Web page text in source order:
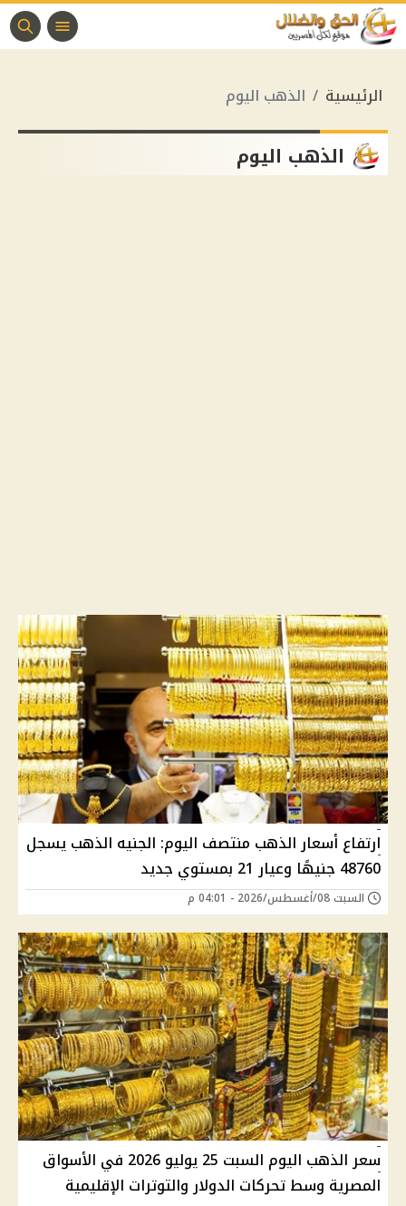
الرئيسية الذهب اليوم
الذهب اليوم
ارتفاع أسعار الذهب منتصف اليوم: الجنيه الذهب يسجل
48760 جنيهًا وعيار 21 بمستوي جديد
السبت 08/أغسطس/2026 - 04:01 م
سعر الذهب اليوم السبت 25 يوليو 2026 في الأسواق
المصرية وسط تحركات الدولار والتوترات الإقليمية